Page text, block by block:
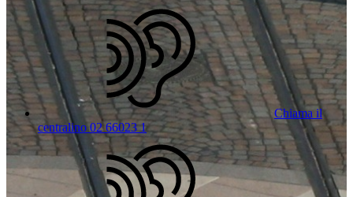
Chiama il
centralino 02 66023 1